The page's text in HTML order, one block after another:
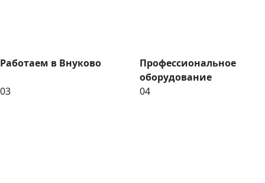
Работаем в Внуково
Профессиональное
оборудование
03
04